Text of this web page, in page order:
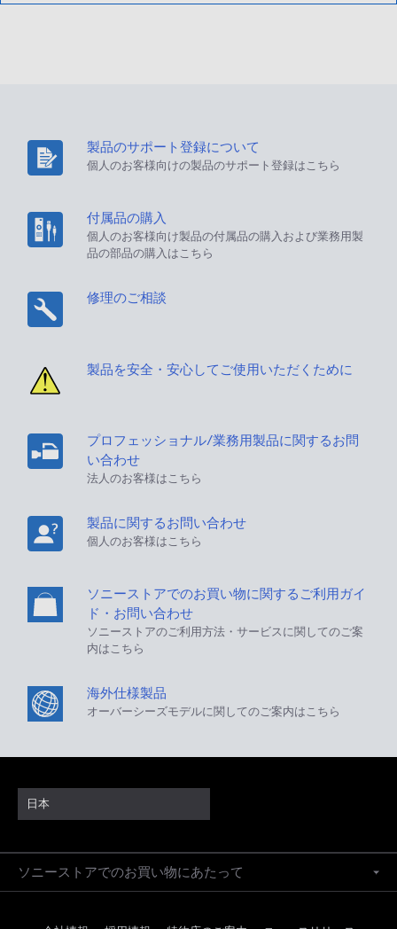
製品のサポート登録について
個人のお客様向けの製品のサポート登録はこちら
付属品の購入
個人のお客様向け製品の付属品の購入および業務用製
品の部品の購入はこちら
修理のご相談
製品を安全・安心してご使用いただくために
プロフェッショナル/業務用製品に関するお問
い合わせ
法人のお客様はこちら
製品に関するお問い合わせ
個人のお客様はこちら
ソニーストアでのお買い物に関するご利用ガイ
ド・お問い合わせ
ソニーストアのご利用方法・サービスに関してのご案
内はこちら
海外仕様製品
オーバーシーズモデルに関してのご案内はこちら
日本
ソニーストアでのお買い物にあたって